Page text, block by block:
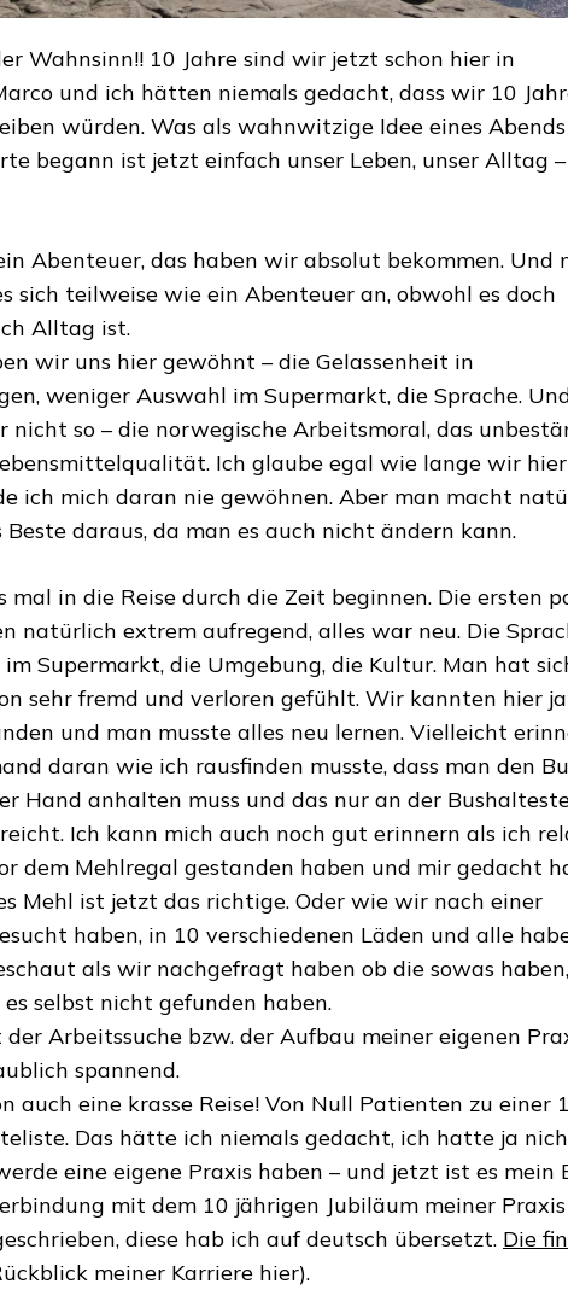
Wahnsinn!! 10 Jahre sind wir jetzt schon hier in
und ich hätten niemals gedacht, dass wir 10
würden. Was als wahnwitzige Idee eines
begann ist jetzt einfach unser Leben, unser Alltag –
Abenteuer, das haben wir absolut bekommen. Und
sich teilweise wie ein Abenteuer an, obwohl es doch
Alltag ist.
wir uns hier gewöhnt – die Gelassenheit in
weniger Auswahl im Supermarkt, die Sprache.
nicht so – die norwegische Arbeitsmoral, das
Ich glaube egal wie lange wir
ich mich daran nie gewöhnen. Aber man macht
daraus, da man es auch nicht ändern kann.
mal in die Reise durch die Zeit beginnen. Die ersten
natürlich extrem aufregend, alles war neu. Die
Supermarkt, die Umgebung, die Kultur. Man hat
sehr fremd und verloren gefühlt. Wir kannten hier
und man musste alles neu lernen. Vielleicht
daran wie ich rausfinden musste, dass man den
Hand anhalten muss und das nur an der
Ich kann mich auch noch gut erinnern als ich
dem Mehlregal gestanden haben und mir gedacht
Mehl ist jetzt das richtige. Oder wie wir nach einer
haben, in 10 verschiedenen Läden und alle
als wir nachgefragt haben ob die sowas haben,
selbst nicht gefunden haben.
Arbeitssuche bzw. der Aufbau meiner eigenen
spannend.
auch eine krasse Reise! Von Null Patienten zu einer
Das hätte ich niemals gedacht, ich hatte ja
eine eigene Praxis haben – und jetzt ist es mein
mit dem 10 jährigen Jubiläum meiner
diese hab ich auf deutsch übersetzt. Die
meiner Karriere hier).